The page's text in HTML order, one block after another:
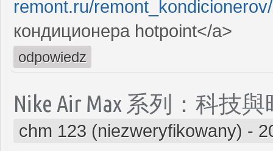
remont.ru/
кондиционера hоtpoint</a>
odpowiedz
Nike Air Max 系列：科技
chm 123 (niezweryfikowany) -